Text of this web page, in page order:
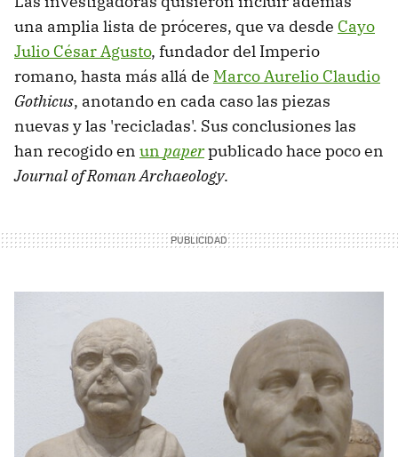
una amplia lista de próceres, que va desde Cayo
Julio César Agusto, fundador del Imperio
romano, hasta más allá de Marco Aurelio Claudio
Gothicus, anotando en cada caso las piezas
nuevas y las 'recicladas'. Sus conclusiones las
han recogido en un paperpublicado hace poco en
Journal of Roman Archaeology.